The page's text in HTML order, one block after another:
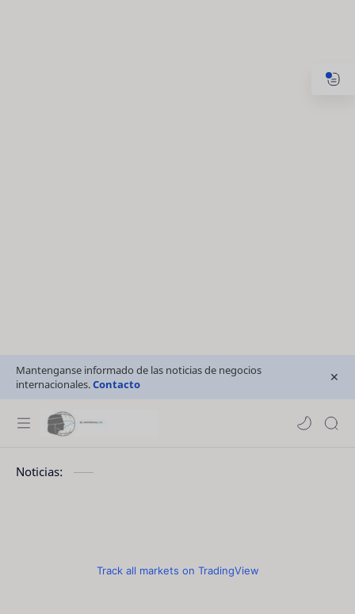
Mantenganse informado de las noticias de negocios
internacionales.Contacto
Noticias:
Track all markets on TradingView